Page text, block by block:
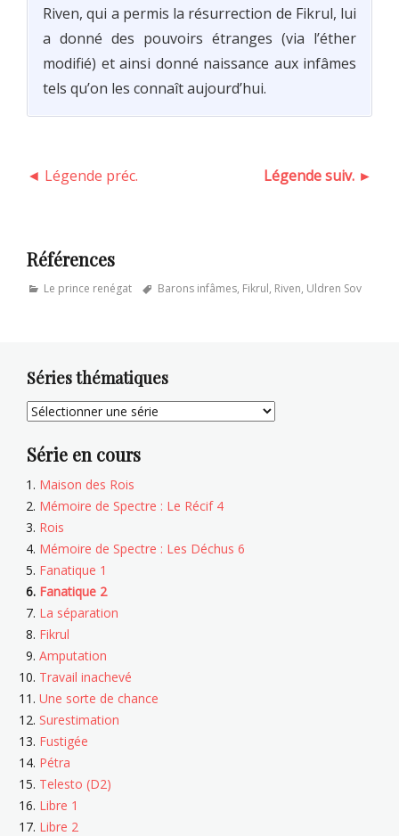
Riven, qui a permis la résurrection de Fikrul, lui
a donné des pouvoirs étranges (via l’éther
modifié) et ainsi donné naissance aux infâmes
tels qu’on les connaît aujourd’hui.
◄ Légende préc. Légende suiv. ►
Références
Categories
Le prince renégat TagsBarons infâmes, Fikrul, Riven, Uldren Sov
Séries thématiques
Série en cours
Maison des Rois
Mémoire de Spectre : Le Récif 4
Rois
Mémoire de Spectre : Les Déchus 6
Fanatique 1
Fanatique 2
La séparation
Fikrul
Amputation
Travail inachevé
Une sorte de chance
Surestimation
Fustigée
Pétra
Telesto (D2)
Libre 1
Libre 2